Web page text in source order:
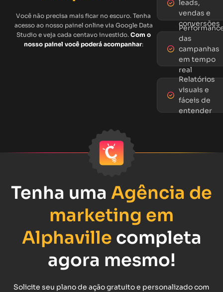
Você não precisa mais ficar no escuro. Tenha
acesso ao nosso painel online via Google Data
Studio e veja cada centavo investido. Com o
nosso painel você poderá acompanhar:
leads,
vendas e
conversões
das
campanhas
em tempo
real
Relatórios
visuais e
fáceis de
entender
Tenha uma Agência de
marketing em
Alphaville completa
agora mesmo!
Solicite seu plano de ação gratuito e personalizado com